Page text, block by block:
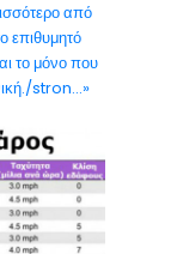
από
επιθυμητό
το μόνο που
stron...»